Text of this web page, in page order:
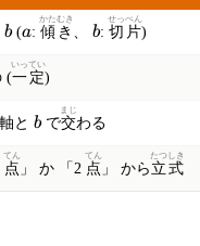
b(a
a: 傾き
かたむき
、 b
b: 切片
せっぺん
)
(一定
いってい
)
と b
bで交
まじ
わる
点
てん
」 か 「2 点
てん
」 から 立
たつ
式
しき